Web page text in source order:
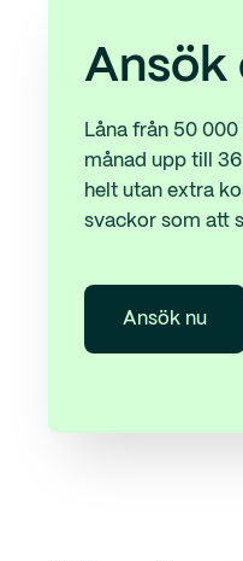
Ansök
Låna från 50
månad upp till
helt utan extra
svackor som att
Ansök nu